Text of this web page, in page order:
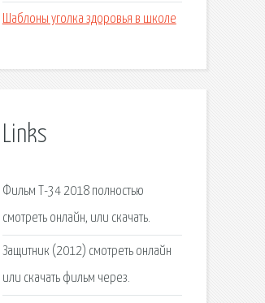
Шаблоны уголка здоровья в школе
Links
Фильм Т-34 2018 полностью
смотреть онлайн, или скачать.
Защитник (2012) смотреть онлайн
или скачать фильм через.